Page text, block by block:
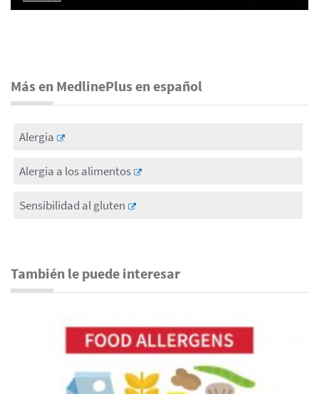
Más en MedlinePlus en español
Alergia
Alergia a los alimentos
Sensibilidad al gluten
También le puede interesar